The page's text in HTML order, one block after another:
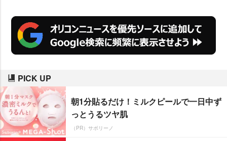
連載中)を実写化。中村は、容姿端
麗だが超変わり者な美食家の探
偵・明智五郎を演じる。
PICK UP
朝1分貼るだけ！ミルクピールで一日中ず
っとうるツヤ肌
（PR）サボリーノ